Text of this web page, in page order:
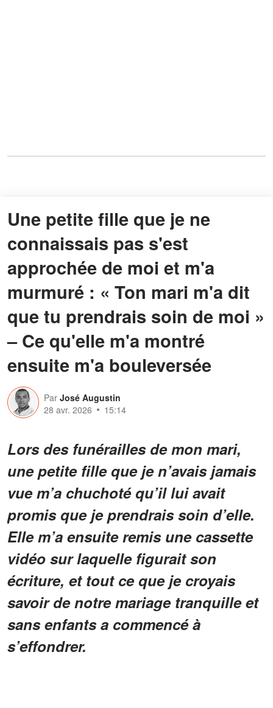
Une petite fille que je ne
connaissais pas s'est
approchée de moi et m'a
murmuré : « Ton mari m'a dit
que tu prendrais soin de moi »
– Ce qu'elle m'a montré
ensuite m'a bouleversée
Par José Augustin
28 avr. 2026
15:14
Lors des funérailles de mon mari,
une petite fille que je n’avais jamais
vue m’a chuchoté qu’il lui avait
promis que je prendrais soin d’elle.
Elle m’a ensuite remis une cassette
vidéo sur laquelle figurait son
écriture, et tout ce que je croyais
savoir de notre mariage tranquille et
sans enfants a commencé à
s’effondrer.